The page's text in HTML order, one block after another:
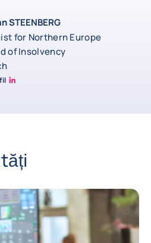
STEENBERG
for Northern Europe
of Insolvency
linkedin